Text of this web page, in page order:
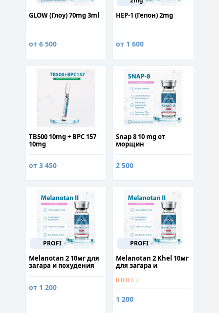
GLOW (Глоу) 70mg 3ml
от 6 500
HEP-1 (Гепон) 2mg
от 1 600
TB500 10mg + BPC 157
10mg
от 3 450
Snap 8 10 mg от
морщин
2 500
PROFI
Melanotan 2 10мг для
загара и похудения
от 1 200
PROFI
Melanotan 2 Khel 10мг
для загара и
1 200